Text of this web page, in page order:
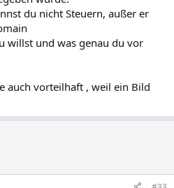
du nicht Steuern, außer er
willst und was genau du vor
auch vorteilhaft , weil ein Bild